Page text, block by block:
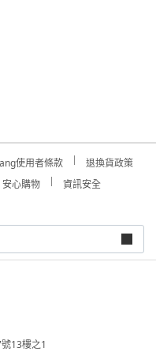
使用者條款
退換貨政策
安心購物
資訊安全
13樓之1